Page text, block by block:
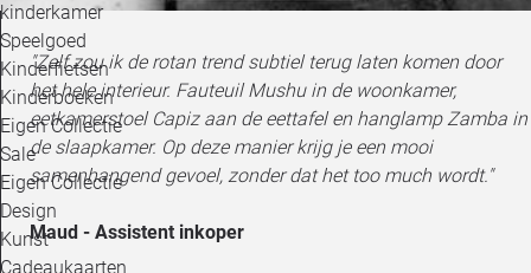
kinderkamer
Speelgoed
Kinderfietsen
Kinderboeken
Eigen Collectie
Sale
Eigen Collectie
Design
Kunst
Cadeaukaarten
"Zelf zou ik de rotan trend subtiel terug laten komen door
het hele interieur. Fauteuil Mushu in de woonkamer,
eetkamerstoel Capiz aan de eettafel en hanglamp Zamba in
de slaapkamer. Op deze manier krijg je een mooi
samenhangend gevoel, zonder dat het too much wordt."
Maud - Assistent inkoper